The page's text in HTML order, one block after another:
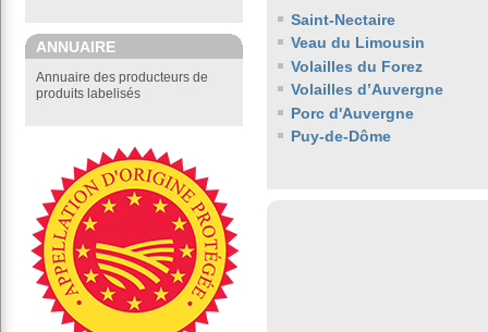
ANNUAIRE
Annuaire des producteurs de
produits labelisés
Saint-Nectaire
Veau du Limousin
Volailles du Forez
Volailles d’Auvergne
Porc d'Auvergne
Puy-de-Dôme